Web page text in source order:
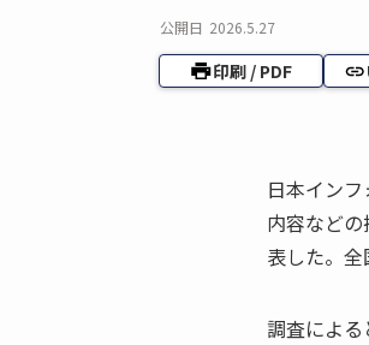
公開日 2026.5.27
印刷 / PDF
日本イン
内容など
表した。
調査によ